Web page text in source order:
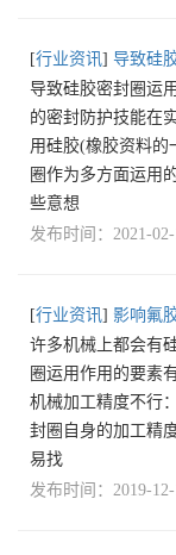
[行业资讯] 导致硅
导致硅胶密封圈运
的密封防护技能在
用硅胶(橡胶资料的
圈作为多方面运用
些意想
发布时间：2021-
[行业资讯] 影响氟
许多机械上都会有
圈运用作用的要素
机械加工精度不行
封圈自身的加工精
易找
发布时间：2019-